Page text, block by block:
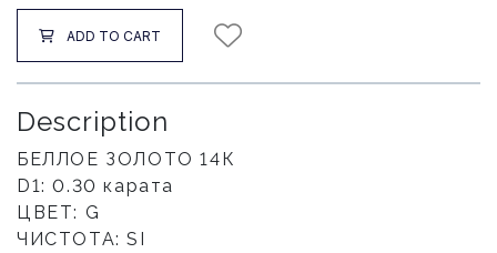
ADD TO CART
Description
БЕЛЛОЕ ЗОЛОТО 14К
D1: 0.30 карата
ЦВЕТ: G
ЧИСТОТА: SI